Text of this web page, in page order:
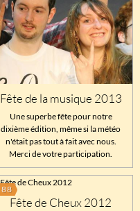
Fête de la musique 2013
Une superbe fête pour notre
dixième édition, même si la météo
n'était pas tout à fait avec nous.
Merci de votre participation.
88
Fête de Cheux 2012